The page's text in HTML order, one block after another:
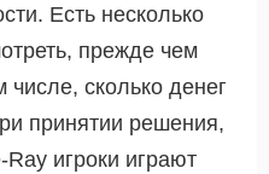
Есть несколько
прежде чем
сколько денег
принятии решения,
игроки играют